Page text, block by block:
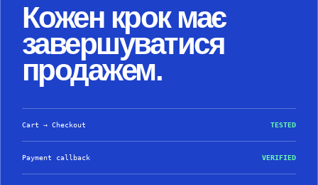
Кожен крок має
завершуватися
продажем.
Cart → Checkout TESTED
Payment callback VERIFIED